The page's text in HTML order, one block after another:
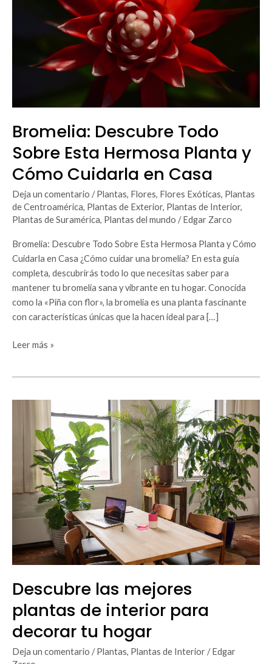
Bromelia: Descubre Todo
Sobre Esta Hermosa Planta y
Cómo Cuidarla en Casa
Deja un comentario /Plantas, Flores, Flores Exóticas, Plantas
de Centroamérica, Plantas de Exterior, Plantas de Interior,
Plantas de Suramérica, Plantas del mundo /Edgar Zarco
Bromelia: Descubre Todo Sobre Esta Hermosa Planta y Cómo
Cuidarla en Casa ¿Cómo cuidar una bromelia? En esta guía
completa, descubrirás todo lo que necesitas saber para
mantener tu bromelia sana y vibrante en tu hogar. Conocida
como la «Piña con flor», la bromelia es una planta fascinante
con características únicas que la hacen ideal para […]
Hermosa
Cómo
Casa
Leer más »
Descubre las mejores
plantas de interior para
decorar tu hogar
Deja un comentario /Plantas, Plantas de Interior/Edgar
mejores
plantas
interior
para
decorar